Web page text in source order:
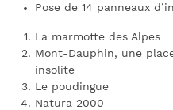
Pose de 14 panneaux
La marmotte des Alpes
Mont-Dauphin, une
insolite
Le poudingue
Natura 2000